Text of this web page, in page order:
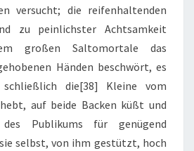
versucht; die reifenhaltenden
zu peinlichster Achtsamkeit
großen Saltomortale das
Händen beschwört, es
schließlich die[38] Kleine vom
auf beide Backen küßt und
Publikums für genügend
selbst, von ihm gestützt, hoch